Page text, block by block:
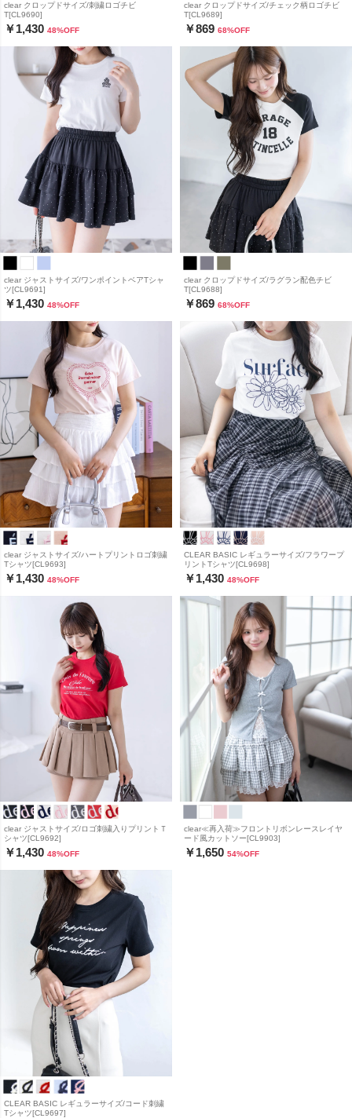
clear クロップドサイズ/刺繍ロゴチビ
T[CL9690]
￥1,430 48%OFF
clear クロップドサイズ/チェック柄ロゴチビ
T[CL9689]
￥869 68%OFF
clear ジャストサイズ/ワンポイントベアTシャ
ツ[CL9691]
￥1,430 48%OFF
clear クロップドサイズ/ラグラン配色チビ
T[CL9688]
￥869 68%OFF
clear ジャストサイズ/ハートプリントロゴ刺繍
Tシャツ[CL9693]
￥1,430 48%OFF
CLEAR BASIC レギュラーサイズ/フラワープ
リントTシャツ[CL9698]
￥1,430 48%OFF
clear ジャストサイズ/ロゴ刺繍入りプリントＴ
シャツ[CL9692]
￥1,430 48%OFF
clear≪再入荷≫フロントリボンレースレイヤ
ード風カットソー[CL9903]
￥1,650 54%OFF
CLEAR BASIC レギュラーサイズ/コード刺繍
Tシャツ[CL9697]